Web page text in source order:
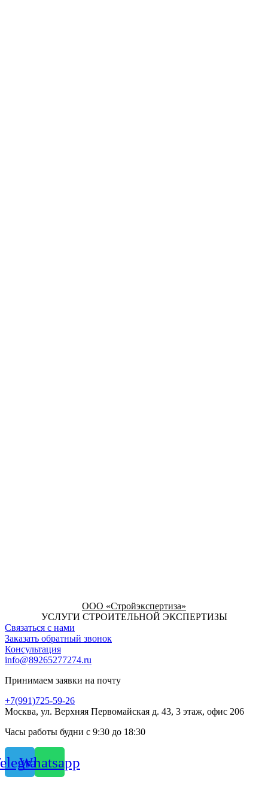
ООО «Стройэкспертиза»
УСЛУГИ СТРОИТЕЛЬНОЙ ЭКСПЕРТИЗЫ
Связаться с нами
Заказать обратный звонок
Консультация
info@89265277274.ru
Принимаем заявки на почту
+7(991)725-59-26
Москва, ул. Верхняя Первомайская д. 43, 3 этаж, офис 206
Часы работы будни с 9:30 до 18:30
Whatsapp